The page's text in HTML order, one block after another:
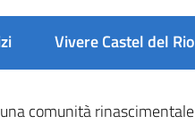
Vivere Castel del Rio
comunità rinascimentale